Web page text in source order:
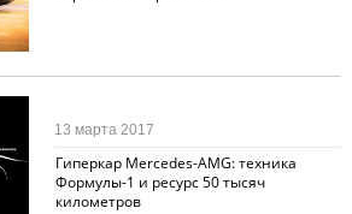
Гиперкар Mercedes-AMG: техника
Формулы-1 и ресурс 50 тысяч
километров
13 марта 2017